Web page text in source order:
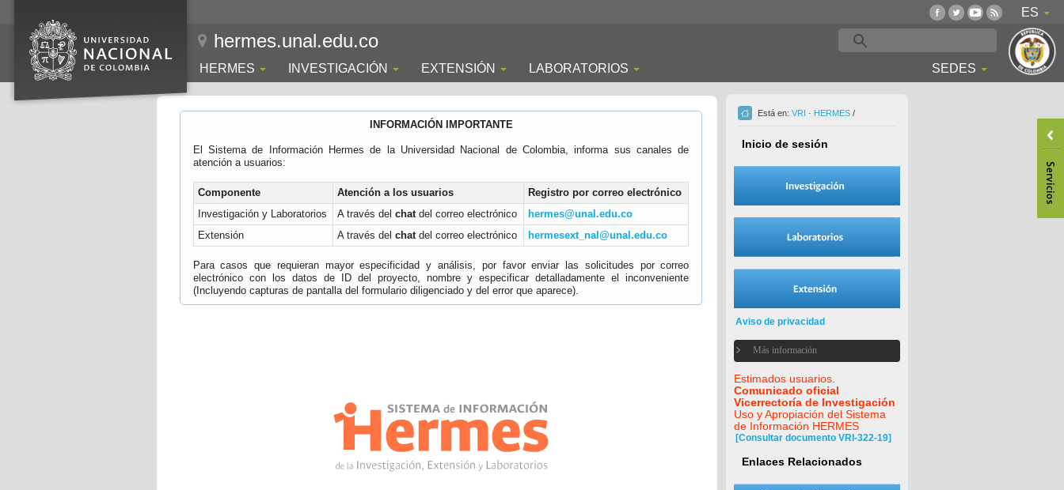
ES
hermes.unal.edu.co
HERMES INVESTIGACIÓN EXTENSIÓN LABORATORIOS SEDES
INFORMACIÓN IMPORTANTE
El Sistema de Información Hermes de la Universidad Nacional de Colombia, informa sus canales de
atención a usuarios:
Componente Atención a los usuarios
Registro por correo electrónico
Investigación y Laboratorios
A través del chatdel correo electrónico
hermes@unal.edu.co
Extensión
A través del chatdel correo electrónico hermesext_nal@unal.edu.co
Para casos que requieran mayor especificidad y análisis, por favor enviar las solicitudes por correo
electrónico con los datos de ID del proyecto, nombre y especificar detalladamente el inconveniente
(Incluyendo capturas de pantalla del formulario diligenciado y del error que aparece).
Está en: VRI - HERMES /
Inicio de sesión
Aviso de privacidad
Más información
Estimados usuarios.
Comunicado oficial
Vicerrectoría de Investigación
Uso y Apropiación del Sistema
de Información HERMES
[Consultar documento VRI-322-19]
Enlaces Relacionados